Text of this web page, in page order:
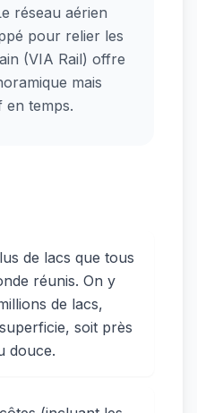
réseau aérien
pour relier les
(VIA Rail) offre
mais
en temps.
de lacs que tous
réunis. On y
de lacs,
soit près
douce.